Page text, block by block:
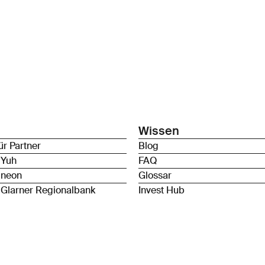
Partner
Regionalbank
Wissen
Blog
FAQ
Glossar
Invest Hub